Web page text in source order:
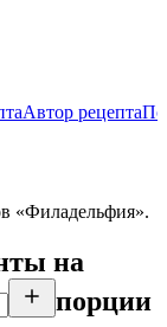
Автор рецепта
«Филадельфия».
на
порции